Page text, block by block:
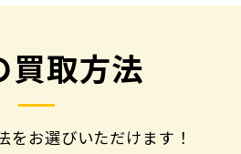
買取方法
をお選びいただけます！